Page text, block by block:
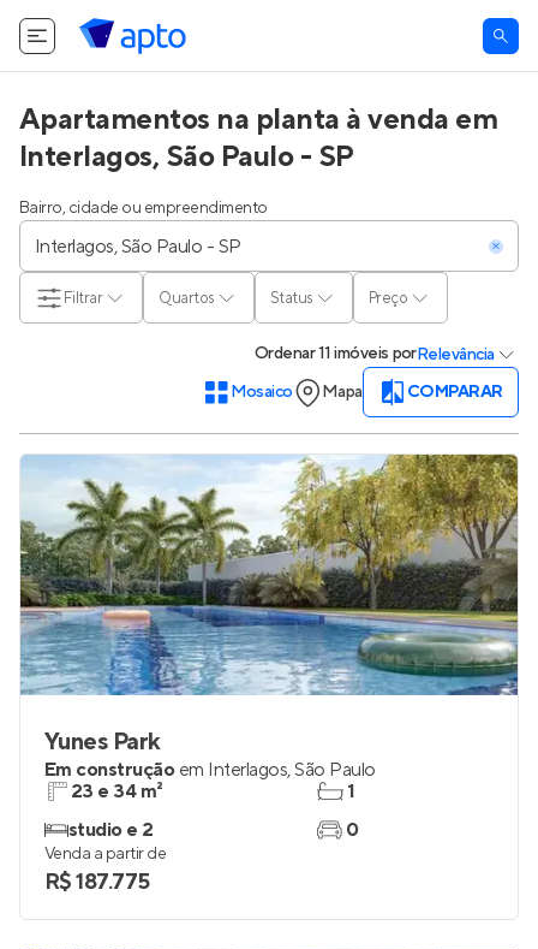
Apartamentos na planta à venda em
Interlagos, São Paulo - SP
Bairro, cidade ou empreendimento
Quartos Status Preço
Filtrar
Ordenar11 imóveis porRelevância
Mosaico
Mapa COMPARAR
Yunes Park
Em construção em Interlagos,São Paulo
23 e 34 m²
studio e 2
1
0
Venda a partir de
R$ 187.775